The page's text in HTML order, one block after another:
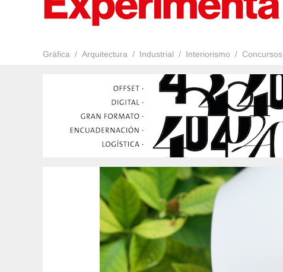
Gráfica Arquitectura Industrial Interiorismo Concursos